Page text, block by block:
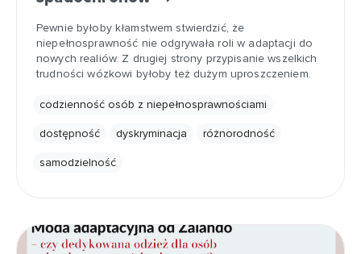
Pewnie byłoby kłamstwem stwierdzić, że
niepełnosprawność nie odgrywała roli w adaptacji do
nowych realiów. Z drugiej strony przypisanie wszelkich
trudności wózkowi byłoby też dużym uproszczeniem.
codzienność osób z niepełnosprawnościami
dostępność dyskryminacja różnorodność
samodzielność